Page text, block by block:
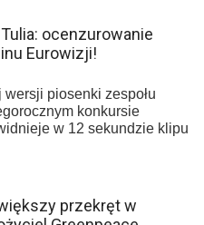
ocenzurowanie
Eurowizji!
piosenki zespołu
konkursie
w 12 sekundzie klipu
przekręt w